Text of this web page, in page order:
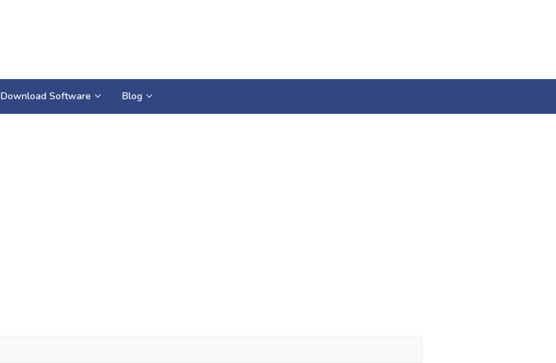
Download Software Blog